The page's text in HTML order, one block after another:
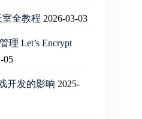
全教程 2026-03-03
理 Let’s Encrypt
05
开发的影响 2025-